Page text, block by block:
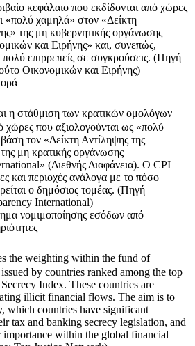
κεφάλαιο που εκδίδονται από χώρες
«πολύ χαμηλά» στον «Δείκτη
της μη κυβερνητικής οργάνωσης
και Ειρήνης» και, συνεπώς,
πολύ επιρρεπείς σε συγκρούσεις. (Πηγή
Οικονομικών και Ειρήνης)
η στάθμιση των κρατικών ομολόγων
χώρες που αξιολογούνται ως «πολύ
τον «Δείκτη Αντίληψης της
μη κρατικής οργάνωσης
(Διεθνής Διαφάνεια). Ο CPI
και περιοχές ανάλογα με το πόσο
ο δημόσιος τομέας. (Πηγή
International)
νομιμοποίησης εσόδων από
the weighting within the fund of
by countries ranked among the top
Index. These countries are
illicit financial flows. The aim is to
which countries have significant
tax and banking secrecy legislation, and
importance within the global financial